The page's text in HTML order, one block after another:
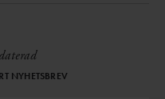
NYHETSBREV